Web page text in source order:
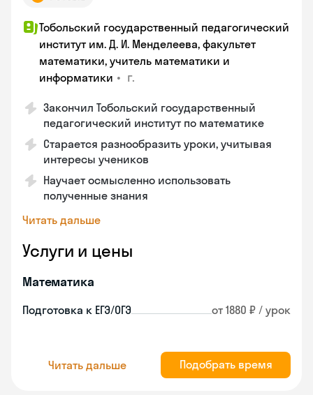
Тобольский государственный педагогический
институт им. Д. И. Менделеева, факультет
математики, учитель математики и
информатики • г.
Закончил Тобольский государственный
педагогический институт по математике
Старается разнообразить уроки, учитывая
интересы учеников
Научает осмысленно использовать
полученные знания
Читать дальше
Услуги и цены
Математика
Подготовка к ЕГЭ/ОГЭ от 1880 ₽ / урок
Читать дальше Подобрать время